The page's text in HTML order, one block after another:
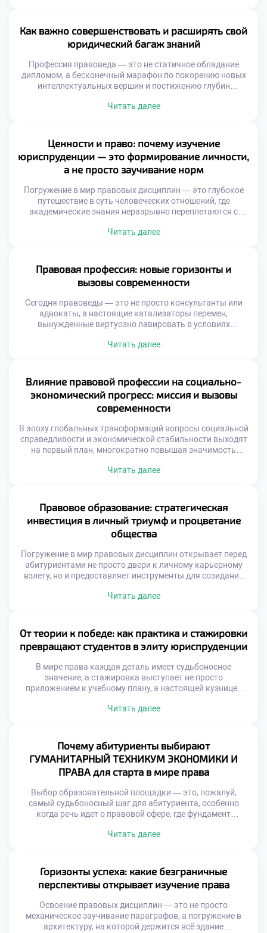
общественных отношений. Такой специалист осознает:
право представляет собой не просто свод сухих правил, а
действенный механизм, способный […]
Как важно совершенствовать и расширять свой
юридический багаж знаний
Профессия правоведа — это не статичное обладание
дипломом, а бесконечный марафон по покорению новых
интеллектуальных вершин и постижению глубин
или судебный прецедент становится важнейшей вехой,
поэтому осознанное обучение в хорошем техникуме
закладывает тот самый несокрушимый фундамент,
который превращает вчерашнего студента […]
Читать далее
Ценности и право: почему изучение
юриспруденции — это формирование личности,
а не просто заучивание норм
Погружение в мир правовых дисциплин — это глубокое
путешествие в суть человеческих отношений, где
академические знания неразрывно переплетаются с
пространстве, среди кодексов и прецедентов,
путь будущих адвокатов, судей и правозащитников.
Именно поэтому осознанное обучение в хорошем
техникуме становится […]
Читать далее
Правовая профессия: новые горизонты и
вызовы современности
Сегодня правоведы — это не просто консультанты или
адвокаты, а настоящие катализаторы перемен,
вынужденные виртуозно лавировать в условиях
распахивает перед ними безграничные карьерные
поэтому осознанное обучение в хорошем техникуме
становится тем самым надежным фундаментом, который
позволяет будущим экспертам […]
Читать далее
Влияние правовой профессии на социально-
экономический прогресс: миссия и вызовы
современности
В эпоху глобальных трансформаций вопросы социальной
справедливости и экономической стабильности выходят
на первый план, многократно повышая значимость
перестали быть просто толкователями нормативных
частными интересами и государственным благом.
Именно поэтому осознанное обучение в хорошем
техникуме становится тем самым […]
Читать далее
Правовое образование: стратегическая
инвестиция в личный триумф и процветание
общества
Погружение в мир правовых дисциплин открывает перед
абитуриентами не просто двери к личному карьерному
взлету, но и предоставляет инструменты для созидания
постигающие тонкости законодательства, по сути,
отстаивать верховенство закона. Именно поэтому
осознанное обучение в московском техникуме выступает
тем самым надежным трамплином, который […]
Читать далее
От теории к победе: как практика и стажировки
превращают студентов в элиту юриспруденции
В мире права каждая деталь имеет судьбоносное
значение, а стажировка выступает не просто
приложением к учебному плану, а настоящей кузницей
реальную правовую среду трансформирует сознание
техникуме становится тем самым надежным трамплином,
который позволяет студентам с первых дней […]
Читать далее
Почему абитуриенты выбирают
ГУМАНИТАРНЫЙ ТЕХНИКУМ ЭКОНОМИКИ И
ПРАВА для старта в мире права
Выбор образовательной площадки — это, пожалуй,
самый судьбоносный шаг для абитуриента, особенно
когда речь идет о правовой сфере, где фундамент
полученных знаний напрямую зависят профессиональная
продуманное обучение в московском техникуме
становится тем самым стратегическим активом, который
выбирают амбициозные […]
Читать далее
Горизонты успеха: какие безграничные
перспективы открывает изучение права
Освоение правовых дисциплин — это не просто
механическое заучивание параграфов, а погружение в
архитектуру, на которой держится всё здание